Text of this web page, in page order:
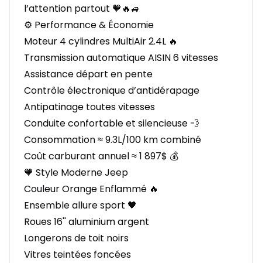
l’attention partout 🧡🔥🚙
⚙️ Performance & Économie
Moteur 4 cylindres MultiAir 2.4L 🔥
Transmission automatique AISIN 6 vitesses
Assistance départ en pente
Contrôle électronique d’antidérapage
Antipatinage toutes vitesses
Conduite confortable et silencieuse 💨
Consommation ≈ 9.3L/100 km combiné
Coût carburant annuel ≈ 1 897$ 💰
🧡 Style Moderne Jeep
Couleur Orange Enflammé 🔥
Ensemble allure sport 🖤
Roues 16'' aluminium argent
Longerons de toit noirs
Vitres teintées foncées